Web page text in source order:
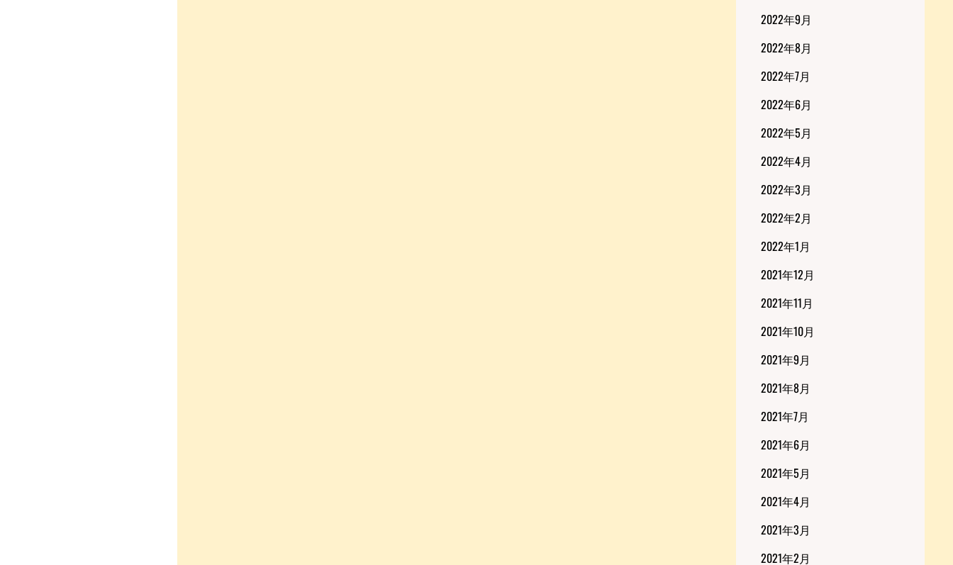
2022年9月
2022年8月
2022年7月
2022年6月
2022年5月
2022年4月
2022年3月
2022年2月
2022年1月
2021年12月
2021年11月
2021年10月
2021年9月
2021年8月
2021年7月
2021年6月
2021年5月
2021年4月
2021年3月
2021年2月